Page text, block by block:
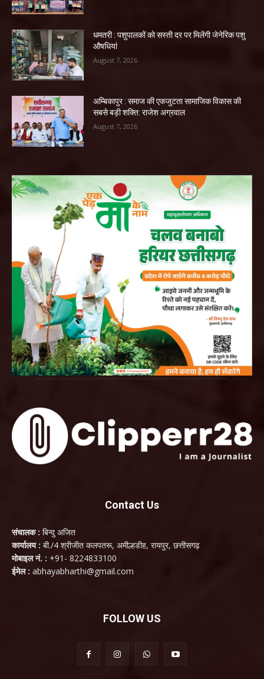
धमतरी : पशुपालकों को सस्ती दर पर मिलेंगी जेनेरिक पशु
औषधियां
August 7, 2026
अम्बिकापुर : समाज की एकजुटता सामाजिक विकास की
सबसे बड़ी शक्ति: राजेश अग्रवाल
August 7, 2026
Contact Us
संचालक : बिन्दु अजित
कार्यालय : बी./4 श्रीजीत कलपतरू, अमील्हडीह, रायपुर, छत्तीसगढ़
मोबाइल नं. : +91- 8224833100
ईमेल : abhayabharthi@gmail.com
FOLLOW US